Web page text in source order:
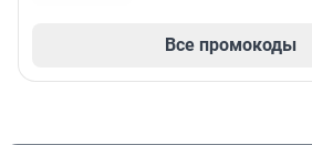
Все промокоды